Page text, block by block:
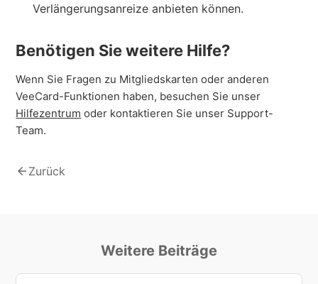
Verlängerungsanreize anbieten können.
Benötigen Sie weitere Hilfe?
Wenn Sie Fragen zu Mitgliedskarten oder anderen
VeeCard-Funktionen haben, besuchen Sie unser
Hilfezentrum oder kontaktieren Sie unser Support-
Team.
arrow_back Zurück
Weitere Beiträge